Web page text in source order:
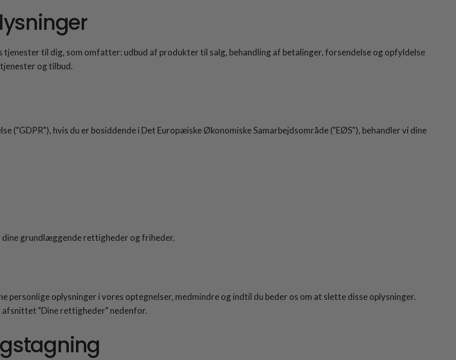
til dig, som omfatter: udbud af produkter til salg, behandling af betalinger, forsendelse og opfyldelse
og tilbud.
("GDPR"), hvis du er bosiddende i Det Europæiske Økonomiske Samarbejdsområde ("EØS"), behandler vi dine
grundlæggende rettigheder og friheder.
personlige oplysninger i vores optegnelser, medmindre og indtil du beder os om at slette disse oplysninger.
afsnittet "Dine rettigheder" nedenfor.